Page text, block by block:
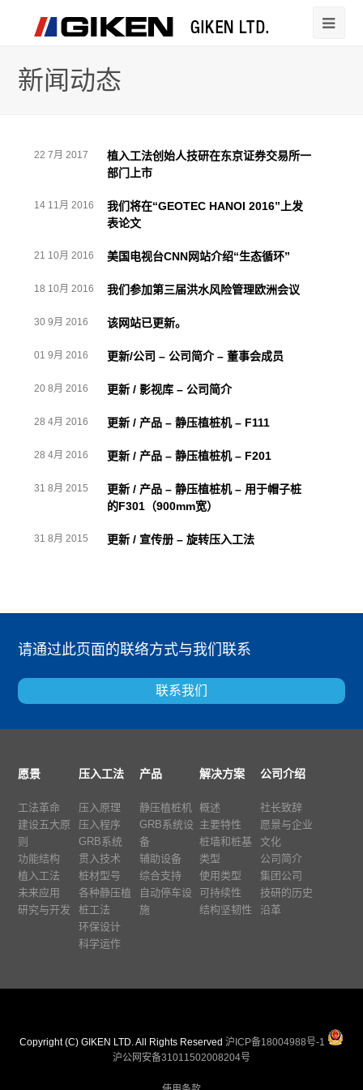
新闻动态
植入工法创始人技研在东京证券交易所一
部门上市
22 7月 2017
我们将在“GEOTEC HANOI 2016”上发
表论文
14 11月 2016
美国电视台CNN网站介绍“生态循环”
21 10月 2016
我们参加第三届洪水风险管理欧洲会议
18 10月 2016
该网站已更新。
30 9月 2016
更新/公司 – 公司简介 – 董事会成员
01 9月 2016
更新 / 影视库 – 公司简介
20 8月 2016
更新 / 产品 – 静压植桩机 – F111
28 4月 2016
更新 / 产品 – 静压植桩机 – F201
28 4月 2016
更新 / 产品 – 静压植桩机 – 用于帽子桩
的F301（900mm宽）
31 8月 2015
更新 / 宣传册 – 旋转压入工法
31 8月 2015
请通过此页面的联络方式与我们联系
联系我们
愿景
工法革命
建设五大原
则
功能结构
植入工法
未来应用
研究与开发
压入工法
压入原理
压入程序
GRB系统
贯入技术
桩材型号
各种静压植
桩工法
环保设计
科学运作
产品
静压植桩机
GRB系统设
备
辅助设备
综合支持
自动停车设
施
解决方案
概述
主要特性
桩墙和桩基
类型
使用类型
可持续性
结构坚韧性
公司介绍
社长致辞
愿景与企业
文化
公司简介
集团公司
技研的历史
沿革
Copyright (C) GIKEN LTD. All Rights Reserved 沪ICP备18004988号-1
沪公网安备31011502008204号